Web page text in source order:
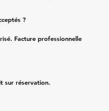
?
Facture professionnelle
sur réservation.